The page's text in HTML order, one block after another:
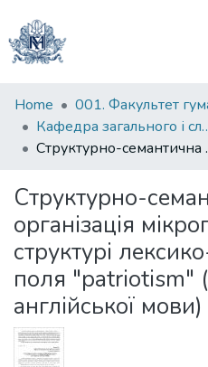
Communities
&
Collections
Statistics
Home
Кафедра загального
Структурно-семантична
Структурно-
організація
структурі
поля "patriotism"
англійської мови)